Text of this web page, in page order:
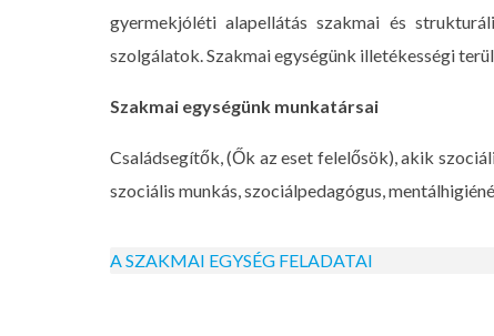
gyermekjóléti alapellátás szakmai és
szolgálatok. Szakmai egységünk illetékességi
Szakmai egységünk munkatársai
Családsegítők, (Ők az eset felelősök), akik
szociális munkás, szociálpedagógus,
A SZAKMAI EGYSÉG FELADATAI